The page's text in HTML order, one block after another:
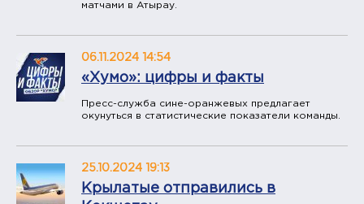
матчами в Атырау.
06.11.2024 14:54
«Хумо»: цифры и факты
Пресс-служба сине-оранжевых предлагает
окунуться в статистические показатели команды.
25.10.2024 19:13
Крылатые отправились в